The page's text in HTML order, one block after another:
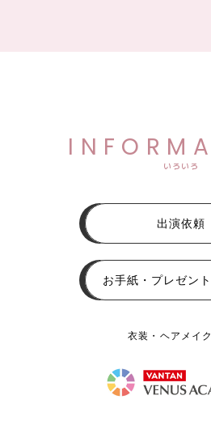
いろいろ
出演依頼
お手紙・プレゼン
衣装・ヘアメイ